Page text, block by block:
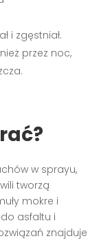
i zgęstniał.
przez noc,
w sprayu,
tworzą
mokre i
asfaltu i
znajduje